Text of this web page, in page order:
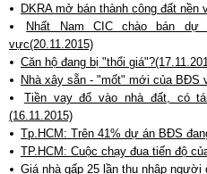
DKRA mở bán thành công đất nền
Nhất Nam CIC chào bán dự
vực(20.11.2015)
Căn hộ đang bị "thổi
Nhà xây sẵn - "mốt" mới của BĐS
Tiền vay đổ vào nhà đất, có
(16.11.2015)
Tp.HCM: Trên 41% dự án BĐS
TP.HCM: Cuộc chạy đua tiến độ
Giá nhà gấp 25 lần thu nhập người